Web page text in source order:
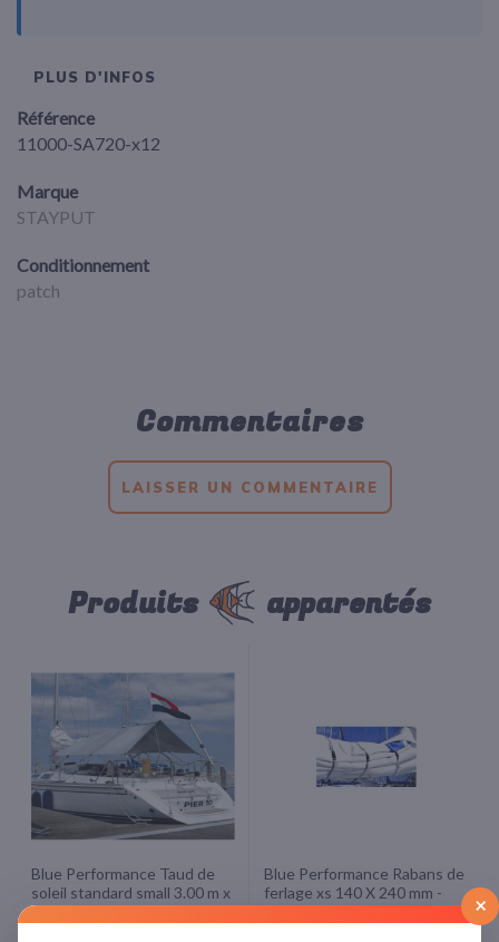
PLUS D'INFOS
Référence
11000-SA720-x12
Marque
STAYPUT
Conditionnement
patch
Commentaires
LAISSER UN COMMENTAIRE
Produits apparentés
Blue Performance Taud de
soleil standard small 3.00 m x
2.60 m( Fin de série 1 en
Blue Performance Rabans de
ferlage xs 140 X 240 mm -
Vendu par 3-
×